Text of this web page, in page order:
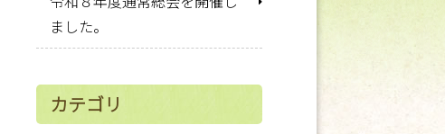
ました。
カテゴリ